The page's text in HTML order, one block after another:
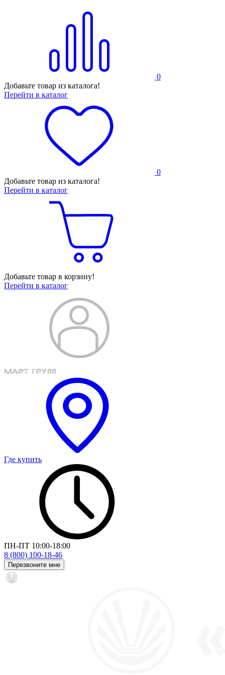
0
Добавьте товар из каталога!
Перейти в каталог
0
Добавьте товар из каталога!
Перейти в каталог
Добавьте товар в корзину!
Перейти в каталог
Где купить
ПН-ПТ 10:00-18:00
8 (800) 100-18-46
Перезвоните мне